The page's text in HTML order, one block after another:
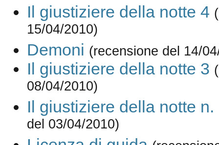
Il giustiziere della notte 4
15/04/2010)
Demoni (recensione del 14/
Il giustiziere della notte 3
08/04/2010)
Il giustiziere della notte n.
del 03/04/2010)